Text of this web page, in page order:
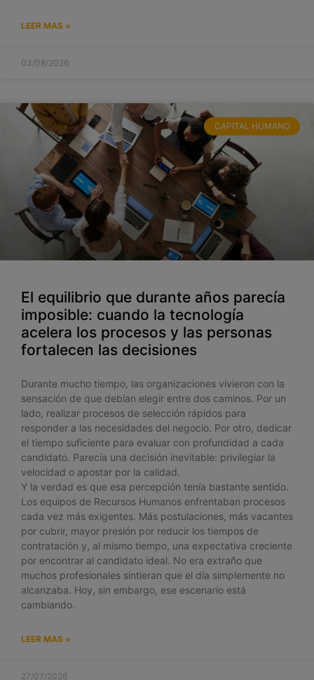
LEER MAS »
03/08/2026
CAPITAL HUMANO
El equilibrio que durante años parecía
imposible: cuando la tecnología
acelera los procesos y las personas
fortalecen las decisiones
Durante mucho tiempo, las organizaciones vivieron con la
sensación de que debían elegir entre dos caminos. Por un
lado, realizar procesos de selección rápidos para
responder a las necesidades del negocio. Por otro, dedicar
el tiempo suficiente para evaluar con profundidad a cada
candidato. Parecía una decisión inevitable: privilegiar la
velocidad o apostar por la calidad.
Y la verdad es que esa percepción tenía bastante sentido.
Los equipos de Recursos Humanos enfrentaban procesos
cada vez más exigentes. Más postulaciones, más vacantes
por cubrir, mayor presión por reducir los tiempos de
contratación y, al mismo tiempo, una expectativa creciente
por encontrar al candidato ideal. No era extraño que
muchos profesionales sintieran que el día simplemente no
alcanzaba. Hoy, sin embargo, ese escenario está
cambiando.
LEER MAS »
27/07/2026